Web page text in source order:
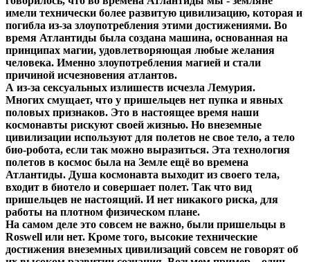
имели технически более развитую цивилизацию, которая и
погибла из-за злоупотребления этими достижениями. Во
время Атлантиды была создана машина, основанная на
принципах магии, удовлетворяющая любые желания
человека. Именно злоупотребления магией и стали
причиной исчезновения атлантов.
А из-за сексуальных излишеств исчезла Лемурия.
Многих смущает, что у пришельцев нет пупка и явных
половых признаков. Это в настоящее время наши
космонавты рискуют своей жизнью. Но внеземные
цивилизации используют для полетов не свое тело, а тело
био-робота, если так можно выразиться. Эта технология
полетов в космос была на Земле ещё во времена
Атлантиды. Душа космонавта выходит из своего тела,
входит в биотело и совершает полет. Так что вид
пришельцев не настоящий. И нет никакого риска, для
работы на плотном физическом плане.
На самом деле это совсем не важно, были пришельцы в
Roswell или нет. Кроме того, высокие технические
достижения внеземных цивилизаций совсем не говорят об